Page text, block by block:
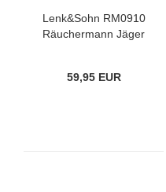
Lenk&Sohn RM0910
Räuchermann Jäger
59,95 EUR